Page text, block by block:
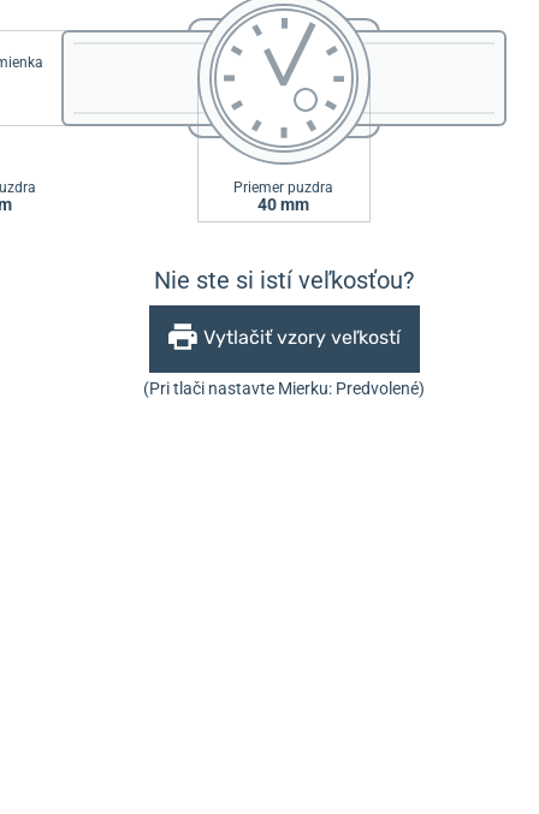
Priemer puzdra
40 mm
Nie ste si istí veľkosťou?
Vytlačiť vzory veľkostí
(Pri tlači nastavte Mierku: Predvolené)